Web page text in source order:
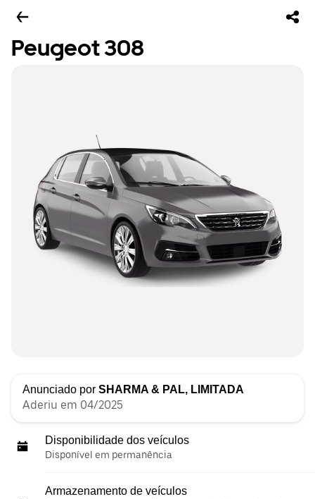
Peugeot 308
Anunciado por SHARMA & PAL, LIMITADA
Aderiu em 04/2025
Disponibilidade dos veículos
Disponível em permanência
Armazenamento de veículos